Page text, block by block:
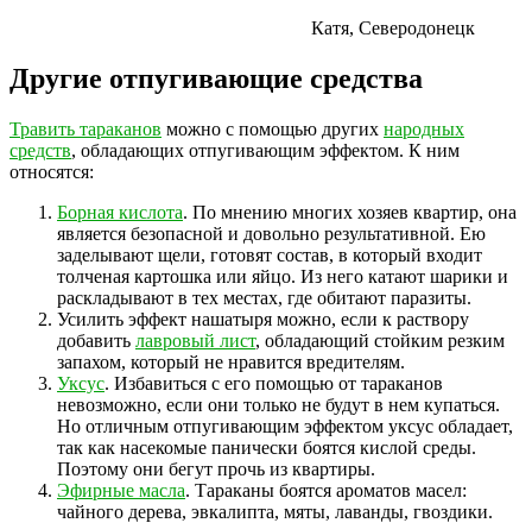
Катя, Северодонецк
Другие отпугивающие средства
Травить тараканов можно с помощью других народных
средств, обладающих отпугивающим эффектом. К ним
относятся:
Борная кислота. По мнению многих хозяев квартир, она
является безопасной и довольно результативной. Ею
заделывают щели, готовят состав, в который входит
толченая картошка или яйцо. Из него катают шарики и
раскладывают в тех местах, где обитают паразиты.
Усилить эффект нашатыря можно, если к раствору
добавить лавровый лист, обладающий стойким резким
запахом, который не нравится вредителям.
Уксус. Избавиться с его помощью от тараканов
невозможно, если они только не будут в нем купаться.
Но отличным отпугивающим эффектом уксус обладает,
так как насекомые панически боятся кислой среды.
Поэтому они бегут прочь из квартиры.
Эфирные масла. Тараканы боятся ароматов масел:
чайного дерева, эвкалипта, мяты, лаванды, гвоздики.